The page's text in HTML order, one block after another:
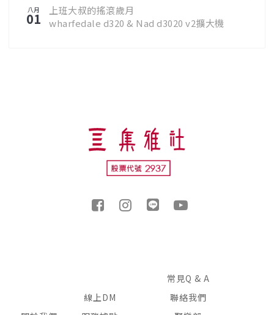
八月
01
上班大叔的搖滾歲月
wharfedale d320 & Nad d3020 v2擴大機
線上DM
常見Q & A
聯絡我們